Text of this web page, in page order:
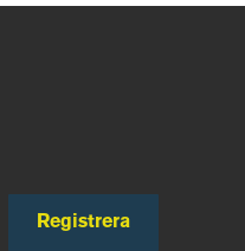
Registrera